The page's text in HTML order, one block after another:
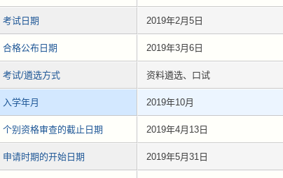
考试日期 2019年2月5日
合格公布日期 2019年3月6日
考试/遴选方式 资料遴选、口试
入学年月 2019年10月
个别资格审查的截止日期 2019年4月13日
申请时期的开始日期 2019年5月31日